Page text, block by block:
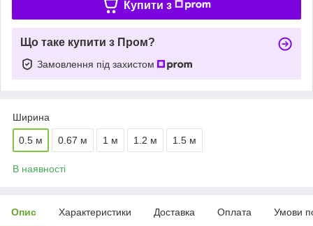
Купити з
Що таке купити з Пром?
Замовлення під захистом
Ширина
0.5 м 0.67 м 1 м 1.2 м 1.5 м
В наявності
Опис Характеристики Доставка Оплата Умови